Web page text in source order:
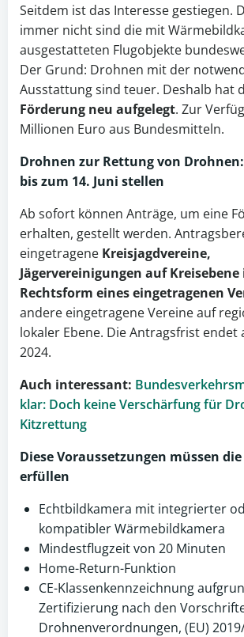
Seitdem ist das Interesse gestiegen.
immer nicht sind die mit
ausgestatteten Flugobjekte
Der Grund: Drohnen mit der
Ausstattung sind teuer. Deshalb hat
Förderung neu aufgelegt. Zur
Millionen Euro aus Bundesmitteln.
Drohnen zur Rettung von
bis zum 14. Juni stellen
Ab sofort können Anträge, um eine
erhalten, gestellt werden.
eingetragene Kreisjagdvereine,
Jägervereinigungen auf Kreisebene
Rechtsform eines eingetragenen
andere eingetragene Vereine auf
lokaler Ebene. Die Antragsfrist endet
2024.
Auch interessant:
klar: Doch keine Verschärfung für
Kitzrettung
Diese Voraussetzungen müssen
erfüllen
Echtbildkamera mit integrierter
kompatibler Wärmebildkamera
Mindestflugzeit von 20 Minuten
Home-Return-Funktion
CE-Klassenkennzeichnung
Zertifizierung nach den
Drohnenverordnungen, (EU)